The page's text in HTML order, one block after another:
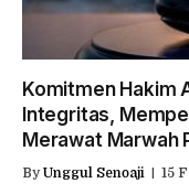
Komitmen Hakim
Integritas,
Merawat Marwah
By Unggul Senoaji 15